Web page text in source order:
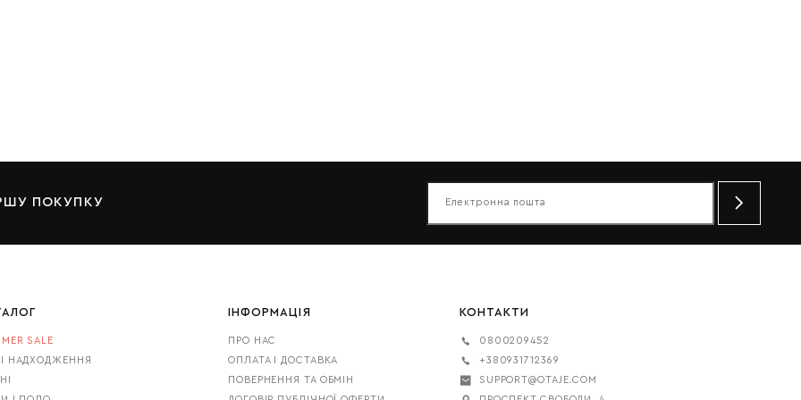
розрізняють, перш за все, за довжиною та кроем:
їх виконують з використанням технології, що підтримує груди, для відчуття комфорту під час занять спортом;
ПОКУПКУ
SALE
НАДХОДЖЕННЯ
ІНФОРМАЦІЯ
ПРО НАС
ОПЛАТА І ДОСТАВКА
ПОВЕРНЕННЯ ТА ОБМІН
КОНТАКТИ
0800209452
+380931712369
SUPPORT@OTAJE.COM